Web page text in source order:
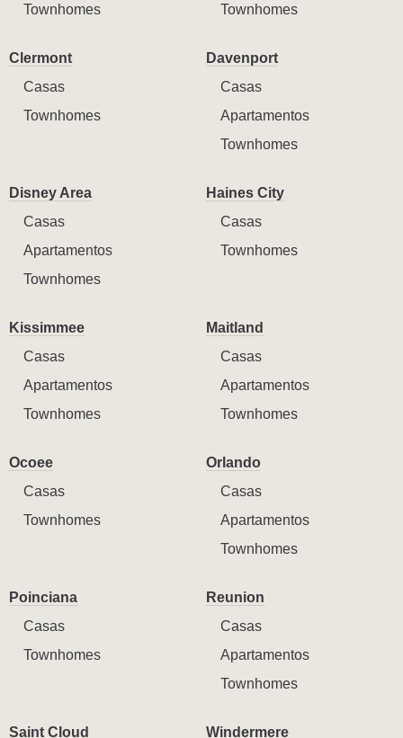
Townhomes
Townhomes
Clermont
Casas
Townhomes
Davenport
Casas
Apartamentos
Townhomes
Disney Area
Casas
Apartamentos
Townhomes
Haines City
Casas
Townhomes
Kissimmee
Casas
Apartamentos
Townhomes
Maitland
Casas
Apartamentos
Townhomes
Ocoee
Casas
Townhomes
Orlando
Casas
Apartamentos
Townhomes
Poinciana
Casas
Townhomes
Reunion
Casas
Apartamentos
Townhomes
Saint Cloud
Windermere